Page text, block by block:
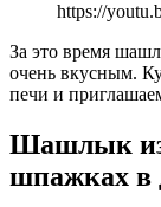
https://
За это время
очень вкусным.
печи и
Шашлык из
шпажках в